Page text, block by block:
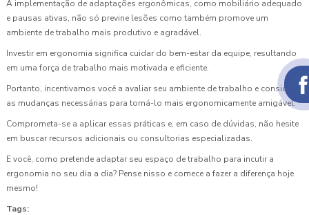
A implementação de adaptações ergonômicas, como mobiliário adequado
e pausas ativas, não só previne lesões como também promove um
ambiente de trabalho mais produtivo e agradável.
Investir em ergonomia significa cuidar do bem-estar da equipe, resultando
em uma força de trabalho mais motivada e eficiente.
Portanto, incentivamos você a avaliar seu ambiente de trabalho e considerar
as mudanças necessárias para torná-lo mais ergonomicamente amigável.
Comprometa-se a aplicar essas práticas e, em caso de dúvidas, não hesite
em buscar recursos adicionais ou consultorias especializadas.
E você, como pretende adaptar seu espaço de trabalho para incutir a
ergonomia no seu dia a dia? Pense nisso e comece a fazer a diferença hoje
mesmo!
Tags: